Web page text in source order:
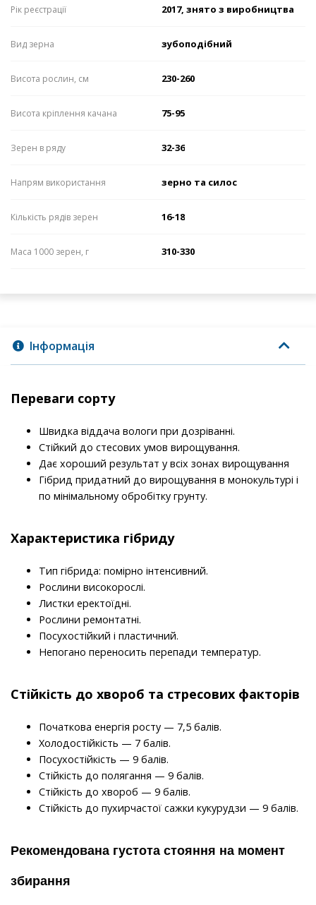
Рік реєстрації 2017, знято з виробництва
Вид зерна зубоподібний
Висота рослин, см 230-260
Висота кріплення качана 75-95
Зерен в ряду 32-36
Напрям використання зерно та силос
Кількість рядів зерен 16-18
Маса 1000 зерен, г 310-330
Інформація
Переваги сорту
Швидка віддача вологи при дозріванні.
Стійкий до стесових умов вирощування.
Дає хороший результат у всіх зонах вирощування
Гібрид придатний до вирощування в монокультурі і
по мінімальному обробітку грунту.
Характеристика гібриду
Тип гібрида: помірно інтенсивний.
Рослини високорослі.
Листки еректоїдні.
Рослини ремонтатні.
Посухостійкий і пластичний.
Непогано переносить перепади температур.
Стійкість до хвороб та стресових факторів
Початкова енергія росту — 7,5 балів.
Холодостійкість — 7 балів.
Посухостійкість — 9 балів.
Стійкість до полягання — 9 балів.
Стійкість до хвороб — 9 балів.
Стійкість до пухирчастої сажки кукурудзи — 9 балів.
Рекомендована густота стояння на момент
збирання